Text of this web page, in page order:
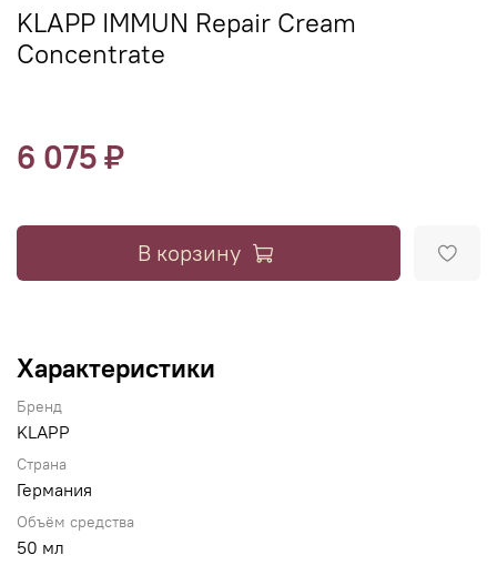
KLAPP IMMUN Repair Cream
Concentrate
6 075 ₽
В корзину
Характеристики
Бренд
KLAPP
Страна
Германия
Объём средства
50 мл